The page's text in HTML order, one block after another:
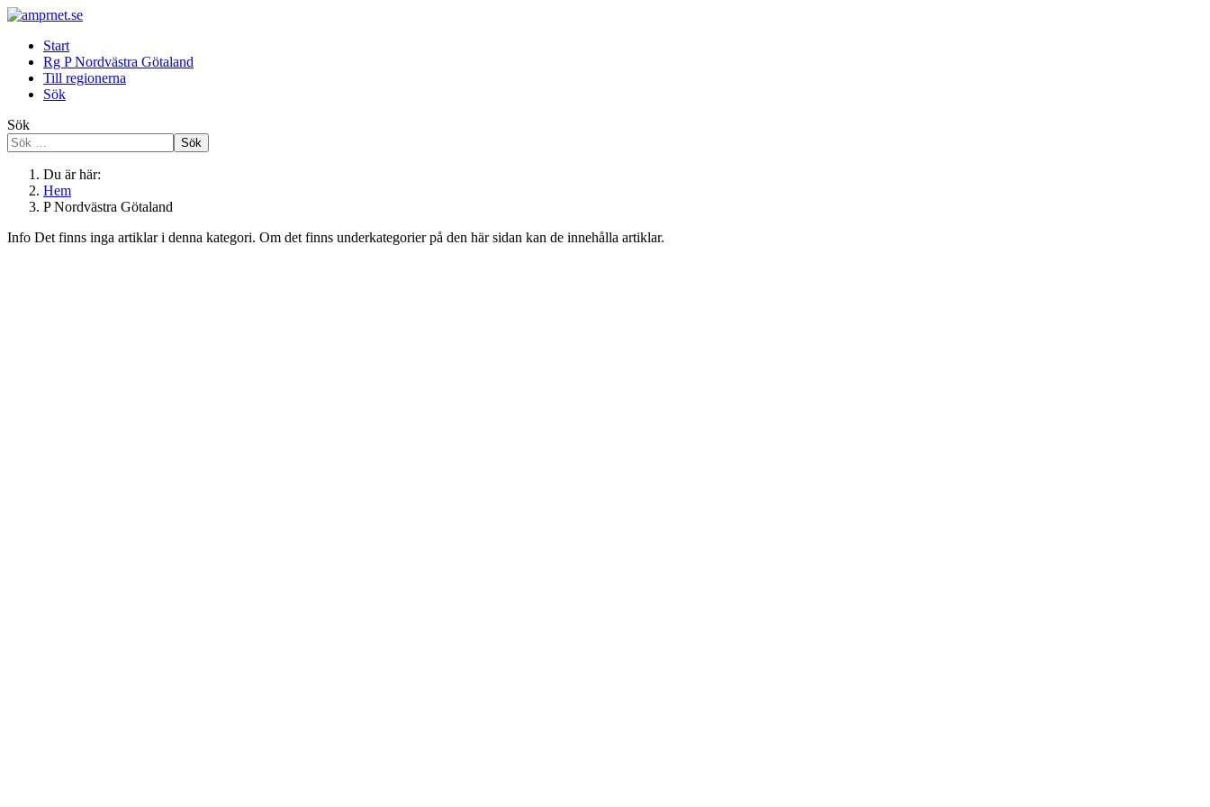
Start
Rg P Nordvästra Götaland
Till regionerna
Sök
Sök
Sök
Du är här:
Hem
P Nordvästra Götaland
Info Det finns inga artiklar i denna kategori. Om det finns underkategorier på den här sidan kan de innehålla artiklar.